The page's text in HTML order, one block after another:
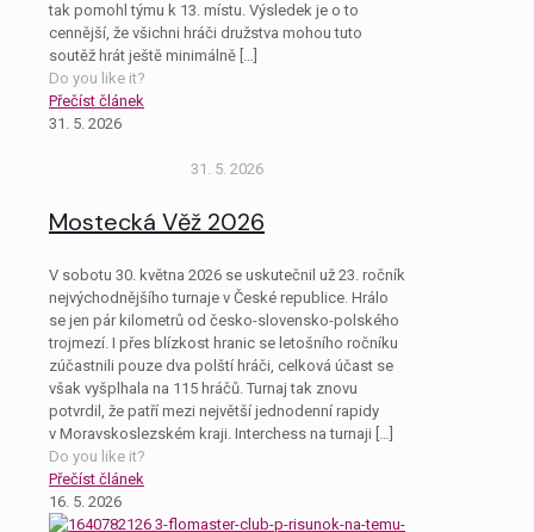
tak pomohl týmu k 13. místu. Výsledek je o to
cennější, že všichni hráči družstva mohou tuto
soutěž hrát ještě minimálně […]
Do you like it?
Přečíst článek
31. 5. 2026
31. 5. 2026
Mostecká Věž 2026
V sobotu 30. května 2026 se uskutečnil už 23. ročník
nejvýchodnějšího turnaje v České republice. Hrálo
se jen pár kilometrů od česko-slovensko-polského
trojmezí. I přes blízkost hranic se letošního ročníku
zúčastnili pouze dva polští hráči, celková účast se
však vyšplhala na 115 hráčů. Turnaj tak znovu
potvrdil, že patří mezi největší jednodenní rapidy
v Moravskoslezském kraji. Interchess na turnaji […]
Do you like it?
Přečíst článek
16. 5. 2026